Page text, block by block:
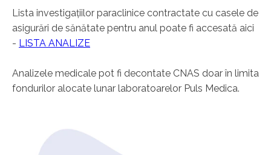
Lista investigațiilor paraclinice contractate cu casele de
asigurări de sănătate pentru anul poate fi accesată aici
- LISTA ANALIZE
Analizele medicale pot fi decontate CNAS doar în limita
fondurilor alocate lunar laboratoarelor Puls Medica.